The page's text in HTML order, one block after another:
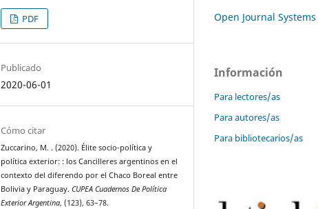
PDF
Publicado
2020-06-01
Cómo citar
Zuccarino, M. . (2020). Élite socio-política y
política exterior: : los Cancilleres argentinos en el
contexto del diferendo por el Chaco Boreal entre
Bolivia y Paraguay.CUPEA Cuadernos De Política
Exterior Argentina, (123), 63–78.
Open Journal Systems
Información
Para lectores/as
Para autores/as
Para bibliotecarios/as